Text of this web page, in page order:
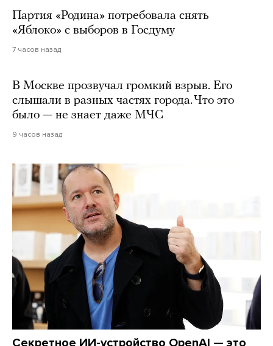
Партия «Родина» потребовала снять
«Яблоко» с выборов в Госдуму
7 часов назад
В Москве прозвучал громкий взрыв. Его
слышали в разных частях города. Что это
было — не знает даже МЧС
9 часов назад
Секретное ИИ-устройство OpenAI — это